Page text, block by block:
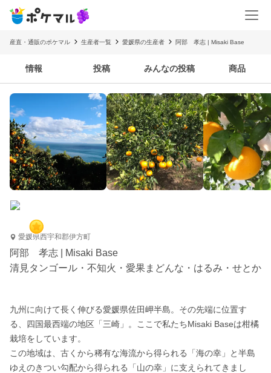
産直・通販のポケマル 生産者一覧 愛媛県の生産者 阿部 孝志 | Misaki Base
情報 投稿 みんなの投稿 商品
愛媛県西宇和郡伊方町
阿部 孝志 | Misaki Base
清見タンゴール・不知火・愛果まどんな・はるみ・せとか
九州に向けて長く伸びる愛媛県佐田岬半島。その先端に位置す
る、四国最西端の地区「三崎」。ここで私たちMisaki Baseは柑橘
栽培をしています。
この地域は、古くから稀有な海流から得られる「海の幸」と半島
ゆえのきつい勾配から得られる「山の幸」に支えられてきまし